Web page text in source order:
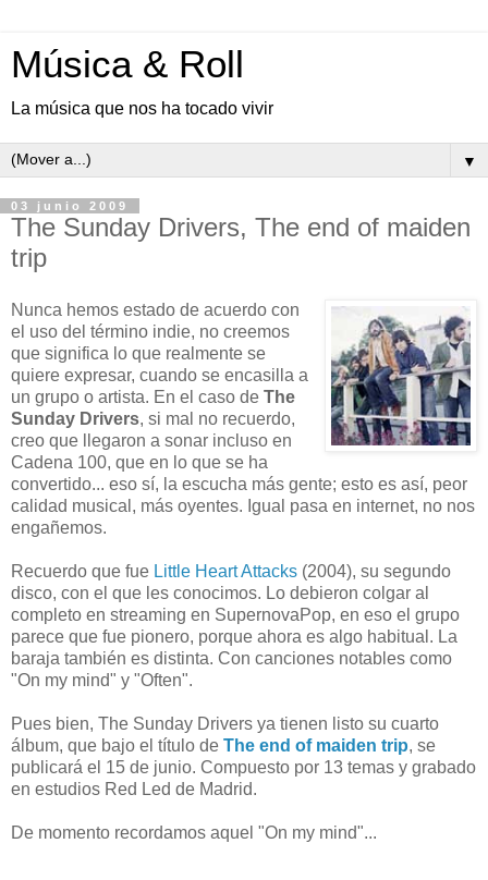
Música & Roll
La música que nos ha tocado vivir
▼
03 junio 2009
The Sunday Drivers, The end of maiden
trip
Nunca hemos estado de acuerdo con
el uso del término indie, no creemos
que significa lo que realmente se
quiere expresar, cuando se encasilla a
un grupo o artista. En el caso de The
Sunday Drivers, si mal no recuerdo,
creo que llegaron a sonar incluso en
Cadena 100, que en lo que se ha
convertido... eso sí, la escucha más gente; esto es así, peor
calidad musical, más oyentes. Igual pasa en internet, no nos
engañemos.
Recuerdo que fue Little Heart Attacks (2004), su segundo
disco, con el que les conocimos. Lo debieron colgar al
completo en streaming en SupernovaPop, en eso el grupo
parece que fue pionero, porque ahora es algo habitual. La
baraja también es distinta. Con canciones notables como
"On my mind" y "Often".
Pues bien, The Sunday Drivers ya tienen listo su cuarto
álbum, que bajo el título de The end of maiden trip, se
publicará el 15 de junio. Compuesto por 13 temas y grabado
en estudios Red Led de Madrid.
De momento recordamos aquel "On my mind"...